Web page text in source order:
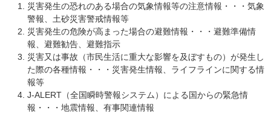
災害発生の恐れのある場合の気象情報等の注意情報・・・気象
警報、土砂災害警戒情報等
災害発生の危険が高まった場合の避難情報・・・避難準備情
報、避難勧告、避難指示
災害又は事故（市民生活に重大な影響を及ぼすもの）が発生し
た際の各種情報・・・災害発生情報、ライフラインに関する情
報等
J-ALERT（全国瞬時警報システム）による国からの緊急情
報・・・地震情報、有事関連情報